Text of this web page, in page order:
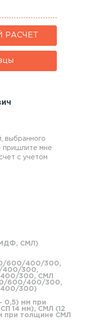
СМЛ)
600/400/300,
400/300,
300, СМЛ
600/400/300,
300)
0,5) мм при
14 мм), СМЛ (12
при толщине СМЛ
выбранного
пришлите мне
с учетом